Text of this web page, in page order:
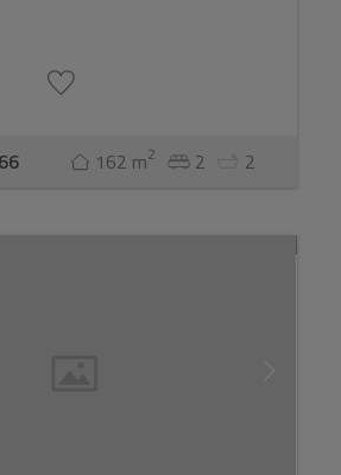
162 m2 2 2